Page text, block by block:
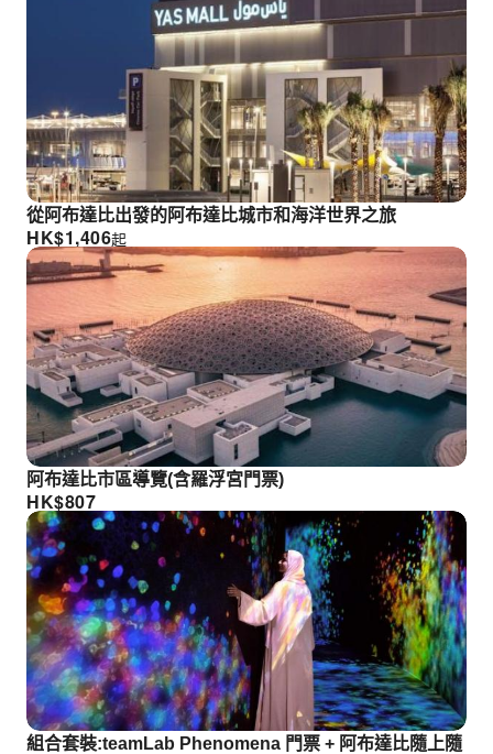
從阿布達比出發的阿布達比城市和海洋世界之旅
HK$1,406起
阿布達比市區導覽(含羅浮宮門票)
HK$807
組合套裝:teamLab Phenomena 門票 + 阿布達比隨上隨